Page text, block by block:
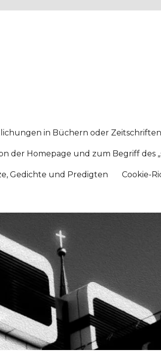
in Büchern oder Zeitschriften
der Homepage und zum Begriff des
Gedichte und Predigten Cookie-